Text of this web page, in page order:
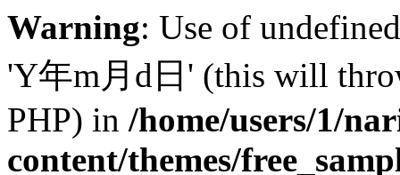
Warning: Use of
'Y年m月d日' (this will
PHP) in /home/users/1/
content/themes/